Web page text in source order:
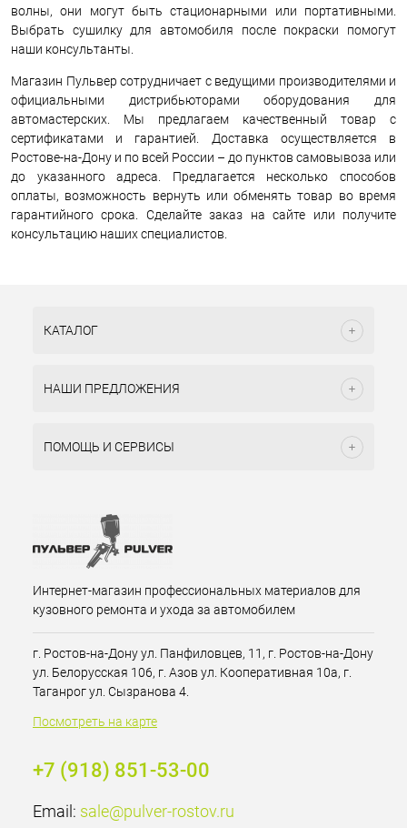
волны, они могут быть стационарными или портативными.
Выбрать сушилку для автомобиля после покраски помогут
наши консультанты.
Магазин Пульвер сотрудничает с ведущими производителями и
официальными дистрибьюторами оборудования для
автомастерских. Мы предлагаем качественный товар с
сертификатами и гарантией. Доставка осуществляется в
Ростове-на-Дону и по всей России – до пунктов самовывоза или
до указанного адреса. Предлагается несколько способов
оплаты, возможность вернуть или обменять товар во время
гарантийного срока. Сделайте заказ на сайте или получите
консультацию наших специалистов.
КАТАЛОГ
НАШИ ПРЕДЛОЖЕНИЯ
ПОМОЩЬ И СЕРВИСЫ
Интернет-магазин профессиональных материалов для
кузовного ремонта и ухода за автомобилем
г. Ростов-на-Дону ул. Панфиловцев, 11, г. Ростов-на-Дону
ул. Белорусская 106, г. Азов ул. Кооперативная 10а, г.
Таганрог ул. Сызранова 4.
Посмотреть на карте
+7 (918) 851-53-00
Email: sale@pulver-rostov.ru